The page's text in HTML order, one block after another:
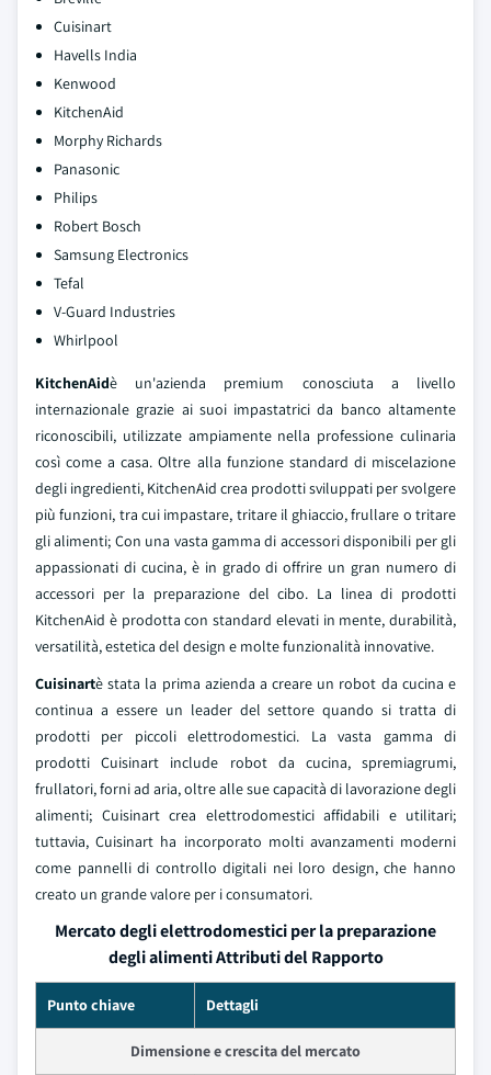
Cuisinart
Havells India
Kenwood
KitchenAid
Morphy Richards
Panasonic
Philips
Robert Bosch
Samsung Electronics
Tefal
V-Guard Industries
Whirlpool
KitchenAidè un'azienda premium conosciuta a livello
internazionale grazie ai suoi impastatrici da banco altamente
riconoscibili, utilizzate ampiamente nella professione culinaria
così come a casa. Oltre alla funzione standard di miscelazione
degli ingredienti, KitchenAid crea prodotti sviluppati per svolgere
più funzioni, tra cui impastare, tritare il ghiaccio, frullare o tritare
gli alimenti; Con una vasta gamma di accessori disponibili per gli
appassionati di cucina, è in grado di offrire un gran numero di
accessori per la preparazione del cibo. La linea di prodotti
KitchenAid è prodotta con standard elevati in mente, durabilità,
versatilità, estetica del design e molte funzionalità innovative.
Cuisinartè stata la prima azienda a creare un robot da cucina e
continua a essere un leader del settore quando si tratta di
prodotti per piccoli elettrodomestici. La vasta gamma di
prodotti Cuisinart include robot da cucina, spremiagrumi,
frullatori, forni ad aria, oltre alle sue capacità di lavorazione degli
alimenti; Cuisinart crea elettrodomestici affidabili e utilitari;
tuttavia, Cuisinart ha incorporato molti avanzamenti moderni
come pannelli di controllo digitali nei loro design, che hanno
creato un grande valore per i consumatori.
Mercato degli elettrodomestici per la preparazione
degli alimenti Attributi del Rapporto
Punto chiave Dettagli
Dimensione e crescita del mercato